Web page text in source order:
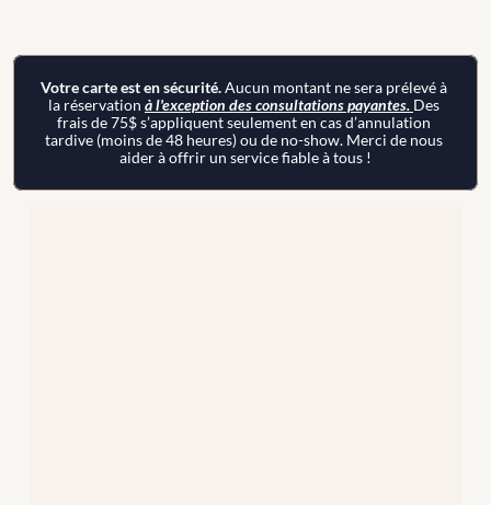
Votre carte est en sécurité. Aucun montant ne sera prélevé à
la réservation à l'exception des consultations payantes. Des
frais de 75$ s’appliquent seulement en cas d’annulation
tardive (moins de 48 heures) ou de no-show. Merci de nous
aider à offrir un service fiable à tous !